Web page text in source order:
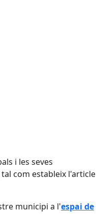
i les seves
com estableix l'article
municipi a l'espai de